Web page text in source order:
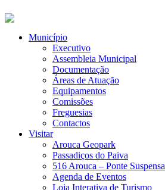
Município
Executivo
Assembleia Municipal
Documentação
Áreas de Atuação
Equipamentos
Comissões
Freguesias
Contactos
Visitar
Arouca Geopark
Passadiços do Paiva
516 Arouca – Ponte Suspensa
Agenda de Eventos
Loja Interativa de Turismo